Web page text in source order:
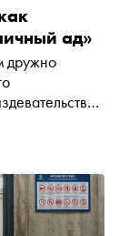
ад»
дружно
радость
которых,
«Ее